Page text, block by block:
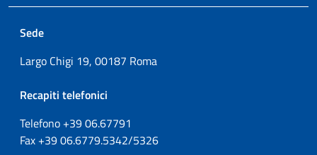
Sede
Largo Chigi 19, 00187 Roma
Recapiti telefonici
Telefono +3906.67791
Fax +3906.6779.5342/5326